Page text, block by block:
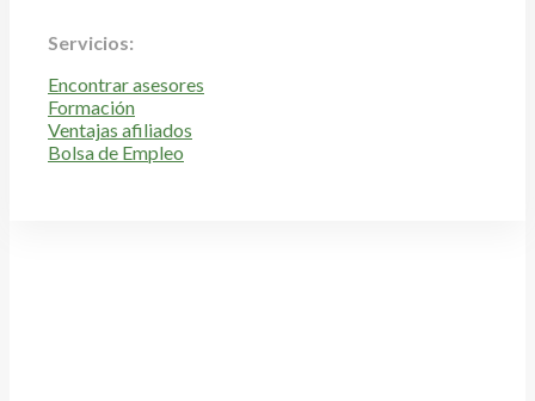
Servicios:
Encontrar asesores
Formación
Ventajas afiliados
Bolsa de Empleo